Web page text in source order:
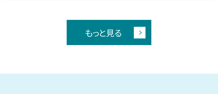
もっと見る